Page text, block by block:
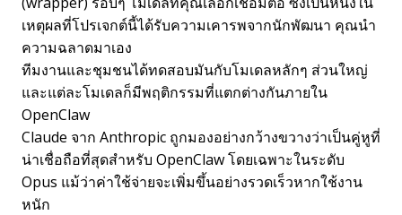
เหตุผลที่โปรเจกต์นี้ได้รับความเคารพจากนักพัฒนา คุณนำ
ความฉลาดมาเอง
ทีมงานและชุมชนได้ทดสอบมันกับโมเดลหลักๆ ส่วนใหญ่
และแต่ละโมเดลก็มีพฤติกรรมที่แตกต่างกันภายใน
OpenClaw
Claude จาก Anthropic ถูกมองอย่างกว้างขวางว่าเป็นคู่หูที่
น่าเชื่อถือที่สุดสำหรับ OpenClaw โดยเฉพาะในระดับ
Opus แม้ว่าค่าใช้จ่ายจะเพิ่มขึ้นอย่างรวดเร็วหากใช้งาน
หนัก